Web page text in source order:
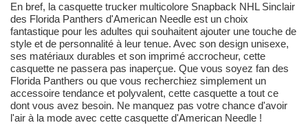
En bref, la casquette trucker multicolore Snapback NHL Sinclair
des Florida Panthers d'American Needle est un choix
fantastique pour les adultes qui souhaitent ajouter une touche de
style et de personnalité à leur tenue. Avec son design unisexe,
ses matériaux durables et son imprimé accrocheur, cette
casquette ne passera pas inaperçue. Que vous soyez fan des
Florida Panthers ou que vous recherchiez simplement un
accessoire tendance et polyvalent, cette casquette a tout ce
dont vous avez besoin. Ne manquez pas votre chance d'avoir
l'air à la mode avec cette casquette d'American Needle !